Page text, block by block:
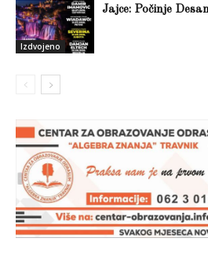
Izdvojeno
Jajce: Počinje